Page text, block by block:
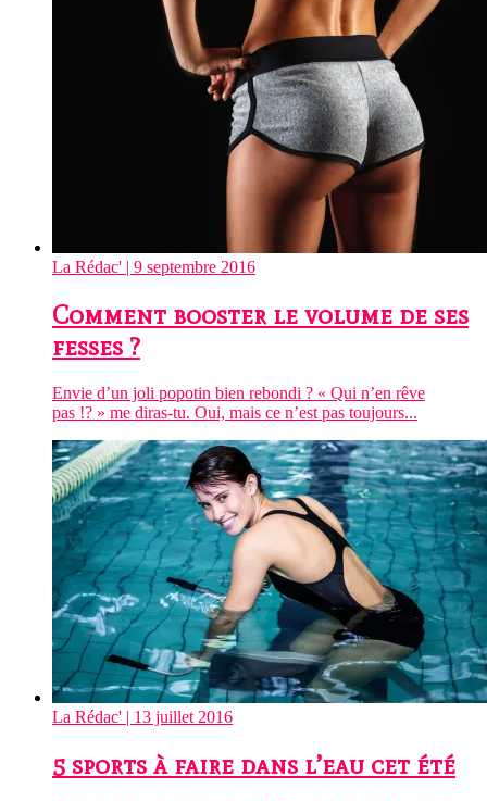
La Rédac' | 9 septembre 2016
Comment booster le volume de ses
fesses ?
Envie d’un joli popotin bien rebondi ? « Qui n’en rêve
pas !? » me diras-tu. Oui, mais ce n’est pas toujours...
La Rédac' | 13 juillet 2016
5 sports à faire dans l’eau cet été